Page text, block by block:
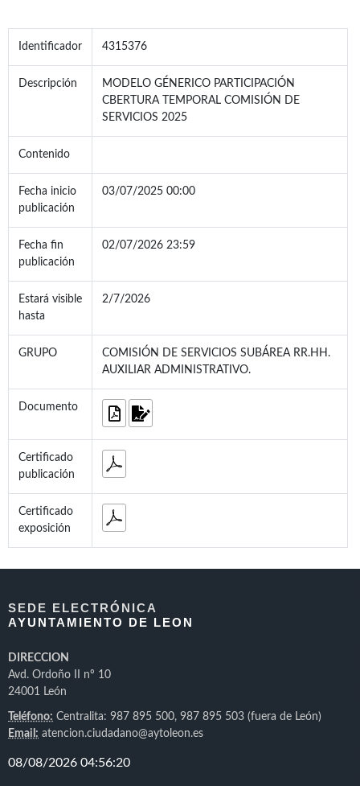
Identificador 4315376
Descripción
MODELO GÉNERICO PARTICIPACIÓN
CBERTURA TEMPORAL COMISIÓN DE
SERVICIOS 2025
Contenido
Fecha inicio
publicación
03/07/2025 00:00
Fecha fin
publicación
02/07/2026 23:59
Estará visible
hasta
2/7/2026
GRUPO
COMISIÓN DE SERVICIOS SUBÁREA RR.HH.
AUXILIAR ADMINISTRATIVO.
Documento
Certificado
publicación
Certificado
exposición
SEDE ELECTRÓNICA
AYUNTAMIENTO DE LEON
DIRECCION
Avd. Ordoño II nº 10
24001 León
Teléfono: Centralita: 987 895 500, 987 895 503 (fuera de León)
Email: atencion.ciudadano@aytoleon.es